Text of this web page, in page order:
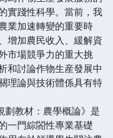
實踐性科學。當前，我
業加速轉變的重要時
增加農民收入、緩解資
市場競爭力的重大挑
和討論作物生産發展中
理論與技術體係具有特
劃教材：農學概論》是
一門綜閤性專業基礎